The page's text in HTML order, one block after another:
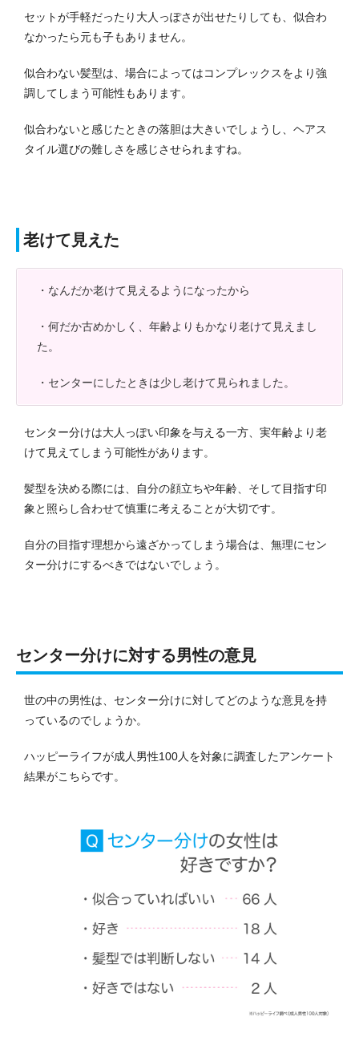
セットが手軽だったり大人っぽさが出せたりしても、似合わ
なかったら元も子もありません。
似合わない髪型は、場合によってはコンプレックスをより強
調してしまう可能性もあります。
似合わないと感じたときの落胆は大きいでしょうし、ヘアス
タイル選びの難しさを感じさせられますね。
老けて見えた
・なんだか老けて見えるようになったから
・何だか古めかしく、年齢よりもかなり老けて見えまし
た。
・センターにしたときは少し老けて見られました。
センター分けは大人っぽい印象を与える一方、実年齢より老
けて見えてしまう可能性があります。
髪型を決める際には、自分の顔立ちや年齢、そして目指す印
象と照らし合わせて慎重に考えることが大切です。
自分の目指す理想から遠ざかってしまう場合は、無理にセン
ター分けにするべきではないでしょう。
センター分けに対する男性の意見
世の中の男性は、センター分けに対してどのような意見を持
っているのでしょうか。
ハッピーライフが成人男性100人を対象に調査したアンケート
結果がこちらです。